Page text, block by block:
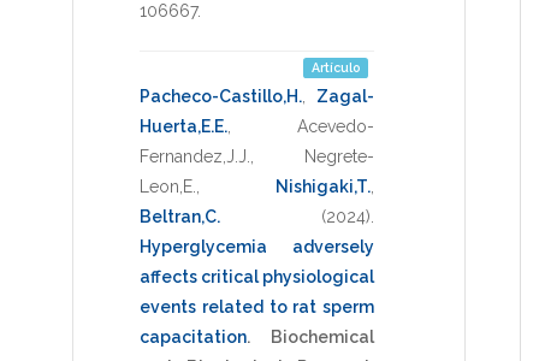
106667.
Artículo
Pacheco-Castillo,H., Zagal-
Huerta,E.E., Acevedo-
Fernandez,J.J.,
Negrete-
Leon,E., Nishigaki,T.,
Beltran,C.
(2024).
Hyperglycemia adversely
affects critical physiological
events related to rat sperm
capacitation.
Biochemical